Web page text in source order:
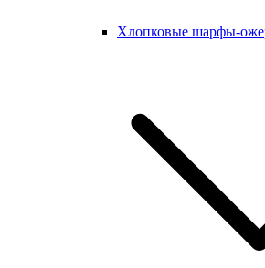
Хлопковые шарфы-